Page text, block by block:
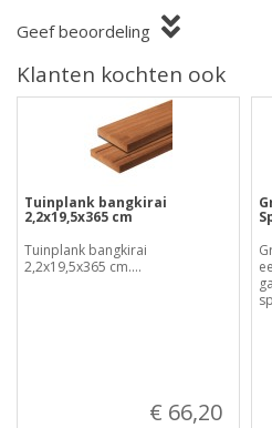
Geef beoordeling
Klanten kochten ook
Tuinplank bangkirai
2,2x19,5x365 cm
Tuinplank bangkirai
2,2x19,5x365 cm....
€ 66,20